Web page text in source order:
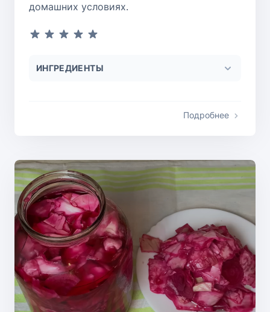
домашних условиях.
ИНГРЕДИЕНТЫ
Подробнее